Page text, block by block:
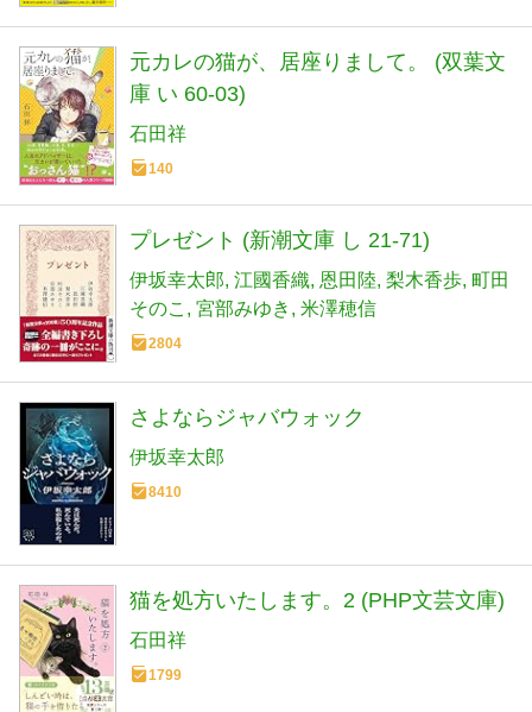
元カレの猫が、居座りまして。 (双葉文
庫 い 60-03)
石田祥
140
プレゼント (新潮文庫 し 21-71)
伊坂幸太郎 江國香織 恩田陸 梨木香歩 町田
そのこ
宮部みゆき 米澤穂信
2804
さよならジャバウォック
伊坂幸太郎
8410
猫を処方いたします。2 (PHP文芸文庫)
石田祥
1799